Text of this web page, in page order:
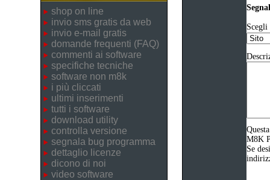
shop on line
invio sms gratis da web
invio e-mail gratis
domande frequenti (FAQ)
commenti ai software
specifiche tecniche
software non m8k
i più cliccati
ultimi inserimenti
tutti i software
download utility
controlla versione
segnala bug programma
dettaglio licenze
dicono di noi
video software
M8K
Se